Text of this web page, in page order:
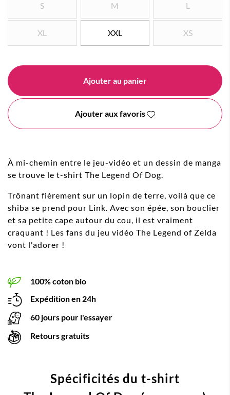
S M L
XL XXL XS
Ajouter au panier
Ajouter aux favoris
À mi-chemin entre le jeu-vidéo et un dessin de manga
se trouve le t-shirt The Legend Of Dog.
Trônant fièrement sur un lopin de terre, voilà que ce
shiba se prend pour Link. Avec son épée, son bouclier
et sa petite cape autour du cou, il est vraiment
craquant ! Les fans du jeu vidéo The Legend of Zelda
vont l'adorer !
100% coton bio
Expédition en 24h
60 jours pour l'essayer
Retours gratuits
Spécificités du t-shirt